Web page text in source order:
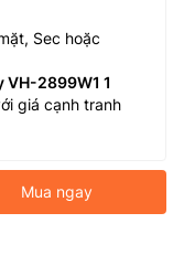
Sec hoặc
VH-2899W1 1
giá cạnh tranh
Mua ngay